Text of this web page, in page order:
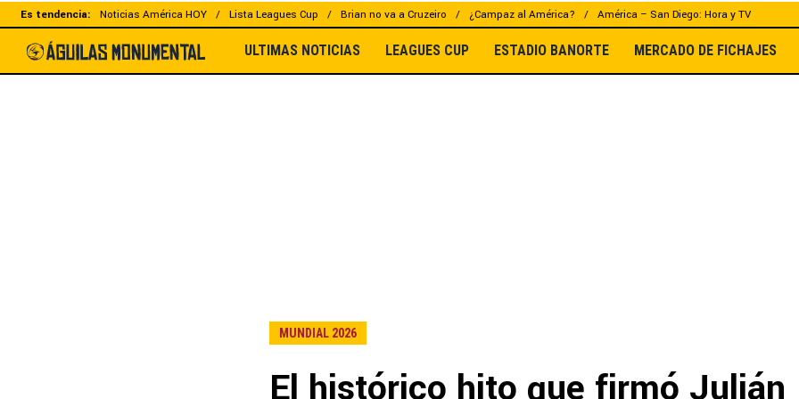
Es tendencia: Noticias América HOY Lista Leagues Cup Brian no va a Cruzeiro ¿Campaz al América? América – San Diego: Hora y TV
ULTIMAS NOTICIAS LEAGUES CUP ESTADIO BANORTE MERCADO DE FICHAJES
MUNDIAL 2026
El histórico hito que firmó Julián